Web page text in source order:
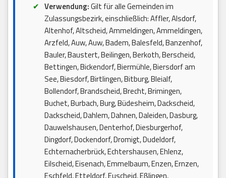
Verwendung:Gilt für alle Gemeinden im
Zulassungsbezirk, einschließlich: Affler, Alsdorf,
Altenhof, Altscheid, Ammeldingen, Ammeldingen,
Arzfeld, Auw, Auw, Badem, Balesfeld, Banzenhof,
Bauler, Baustert, Beilingen, Berkoth, Berscheid,
Bettingen, Bickendorf, Biermühle, Biersdorf am
See, Biesdorf, Birtlingen, Bitburg, Bleialf,
Bollendorf, Brandscheid, Brecht, Brimingen,
Buchet, Burbach, Burg, Büdesheim, Dackscheid,
Dackscheid, Dahlem, Dahnen, Daleiden, Dasburg,
Dauwelshausen, Denterhof, Diesburgerhof,
Dingdorf, Dockendorf, Dromigt, Dudeldorf,
Echternacherbrück, Echtershausen, Ehlenz,
Eilscheid, Eisenach, Emmelbaum, Enzen, Ernzen,